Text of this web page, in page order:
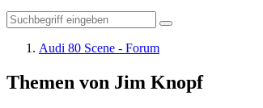
Audi 80 Scene - Forum
Themen von Jim Knopf